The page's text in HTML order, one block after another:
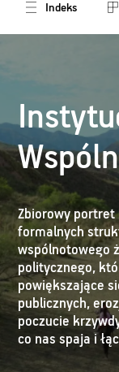
Indeks
Zbiorowy
formalnych
wspólnotowego
politycznego,
powiększające
publicznych,
poczucie
co nas spaja i